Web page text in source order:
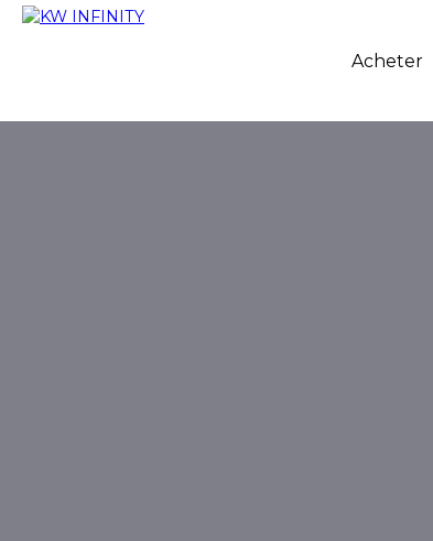
Acheter